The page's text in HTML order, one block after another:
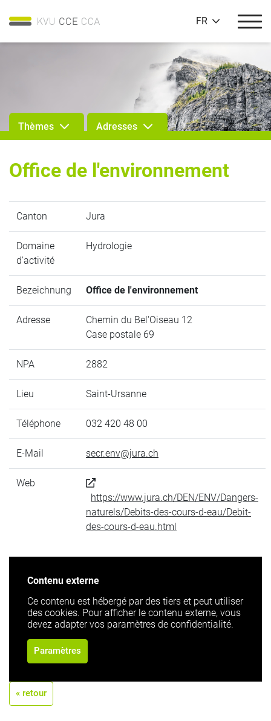
FR
Thèmes Adresses
Office de l'environnement
Canton Jura
Domaine
d'activité
Hydrologie
Bezeichnung Office de l'environnement
Adresse
Chemin du Bel'Oiseau 12
Case postale 69
NPA 2882
Lieu Saint-Ursanne
Téléphone 032 420 48 00
E-Mail secr.env@jura.ch
Web
https://www.jura.ch/DEN/ENV/Dangers-
naturels/Debits-des-cours-d-eau/Debit-
des-cours-d-eau.html
Contenu externe
Ce contenu est hébergé par des tiers et peut utiliser
des cookies. Pour afficher le contenu externe, vous
devez adapter vos paramètres de confidentialité.
Paramètres
« retour